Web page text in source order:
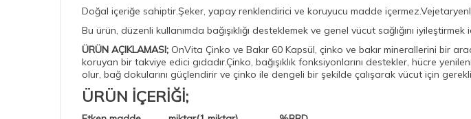
Doğal içeriğe sahiptir.Şeker, yapay renklendirici ve koruyucu madde
Bu ürün, düzenli kullanımda bağışıklığı desteklemek ve genel vücut sağlığını
ÜRÜN AÇIKLAMASI; OnVita Çinko ve Bakır 60 Kapsül, çinko ve bakır minerallerini bir
koruyan bir takviye edici gıdadır.Çinko, bağışıklık fonksiyonlarını destekler, hücre
olur, bağ dokularını güçlendirir ve çinko ile dengeli bir şekilde çalışarak vücut için
ÜRÜN İÇERİĞİ;